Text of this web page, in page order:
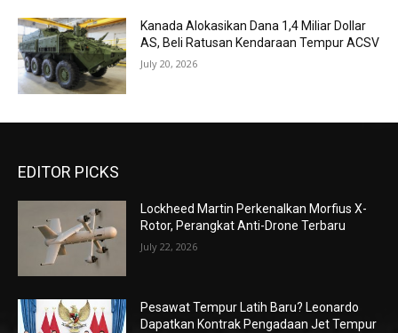
Kanada Alokasikan Dana 1,4 Miliar Dollar
AS, Beli Ratusan Kendaraan Tempur ACSV
July 20, 2026
EDITOR PICKS
Lockheed Martin Perkenalkan Morfius X-
Rotor, Perangkat Anti-Drone Terbaru
July 22, 2026
Pesawat Tempur Latih Baru? Leonardo
Dapatkan Kontrak Pengadaan Jet Tempur